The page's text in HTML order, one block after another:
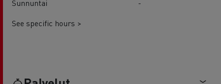
Sunnuntai
-
See specific hours >